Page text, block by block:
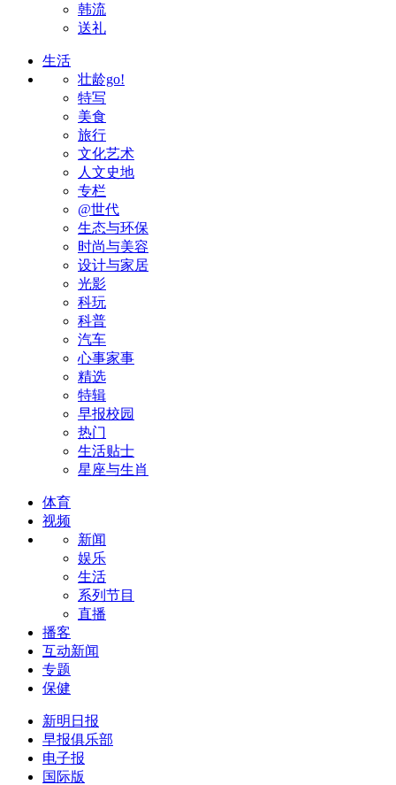
韩流
送礼
生活
壮龄go!
特写
美食
旅行
文化艺术
人文史地
专栏
@世代
生态与环保
时尚与美容
设计与家居
光影
科玩
科普
汽车
心事家事
精选
特辑
早报校园
热门
生活贴士
星座与生肖
体育
视频
新闻
娱乐
生活
系列节目
直播
播客
互动新闻
专题
保健
新明日报
早报俱乐部
电子报
国际版